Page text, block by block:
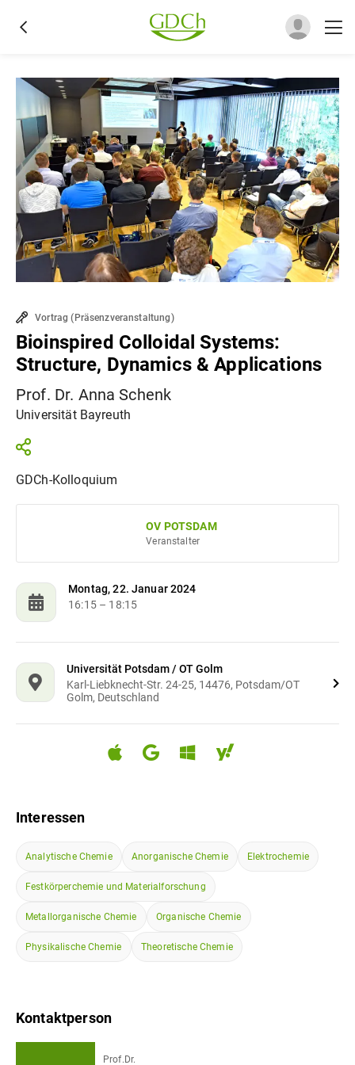
Vortrag (Präsenzveranstaltung)
Bioinspired Colloidal Systems:
Structure, Dynamics & Applications
Prof. Dr. Anna Schenk
Universität Bayreuth
GDCh-Kolloquium
Veranstalter
OV POTSDAM
Montag, 22. Januar 2024
16:15– 18:15
Universität Potsdam / OT Golm
Karl-Liebknecht-Str. 24-25, 14476, Potsdam/OT
Golm, Deutschland
Interessen
Analytische Chemie Anorganische Chemie Elektrochemie
Festkörperchemie und Materialforschung
Metallorganische Chemie Organische Chemie
Physikalische Chemie Theoretische Chemie
Kontaktperson
Prof.Dr.